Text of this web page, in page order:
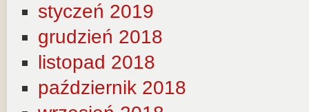
styczeń 2019
grudzień 2018
listopad 2018
październik 2018